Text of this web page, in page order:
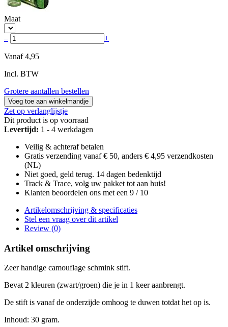
Maat
– +
Vanaf 4,95
Incl. BTW
Grotere aantallen bestellen
Voeg toe aan winkelmandje
Zet op verlanglijstje
Dit product is op voorraad
Levertijd: 1 - 4 werkdagen
Veilig & achteraf betalen
Gratis verzending vanaf € 50, anders € 4,95 verzendkosten
(NL)
Niet goed, geld terug. 14 dagen bedenktijd
Track & Trace, volg uw pakket tot aan huis!
Klanten beoordelen ons met een 9 / 10
Artikelomschrijving & specificaties
Stel een vraag over dit artikel
Review (0)
Artikel omschrijving
Zeer handige camouflage schmink stift.
Bevat 2 kleuren (zwart/groen) die je in 1 keer aanbrengt.
De stift is vanaf de onderzijde omhoog te duwen totdat het op is.
Inhoud: 30 gram.